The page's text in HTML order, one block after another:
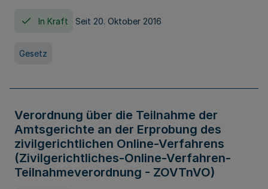
In Kraft Seit 20. Oktober 2016
Gesetz
Verordnung über die Teilnahme der
Amtsgerichte an der Erprobung des
zivilgerichtlichen Online-Verfahrens
(Zivilgerichtliches-Online-Verfahren-
Teilnahmeverordnung - ZOVTnVO)